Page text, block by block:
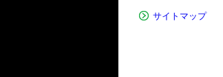
サイトマップ